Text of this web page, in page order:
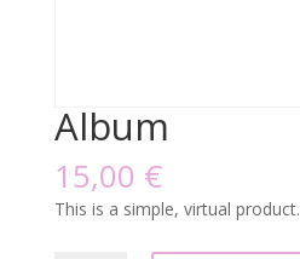
Album
15,00 €
This is a simple, virtual product.